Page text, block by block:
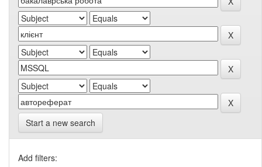
Start a new search
Add filters: